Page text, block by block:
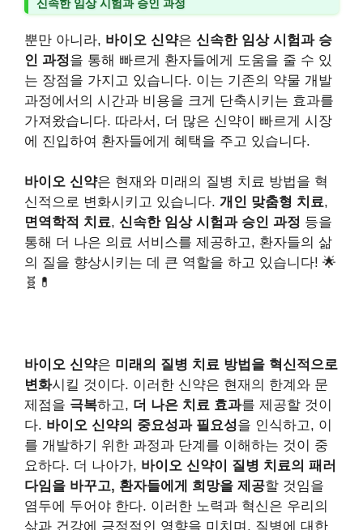
신속한 임상 시험과 승인 과정
뿐만 아니라, 바이오 신약은 신속한 임상 시험과 승
인 과정을 통해 빠르게 환자들에게 도움을 줄 수 있
는 장점을 가지고 있습니다. 이는 기존의 약물 개발
과정에서의 시간과 비용을 크게 단축시키는 효과를
가져왔습니다. 따라서, 더 많은 신약이 빠르게 시장
에 진입하여 환자들에게 혜택을 주고 있습니다.
바이오 신약은 현재와 미래의 질병 치료 방법을 혁
신적으로 변화시키고 있습니다. 개인 맞춤형 치료,
면역학적 치료, 신속한 임상 시험과 승인 과정 등을
통해 더 나은 의료 서비스를 제공하고, 환자들의 삶
의 질을 향상시키는 데 큰 역할을 하고 있습니다! 🌟
🧬💊
바이오 신약은 미래의 질병 치료 방법을 혁신적으로
변화시킬 것이다. 이러한 신약은 현재의 한계와 문
제점을 극복하고, 더 나은 치료 효과를 제공할 것이
다. 바이오 신약의 중요성과 필요성을 인식하고, 이
를 개발하기 위한 과정과 단계를 이해하는 것이 중
요하다. 더 나아가, 바이오 신약이 질병 치료의 패러
다임을 바꾸고, 환자들에게 희망을 제공할 것임을
염두에 두어야 한다. 이러한 노력과 혁신은 우리의
삶과 건강에 긍정적인 영향을 미치며, 질병에 대한